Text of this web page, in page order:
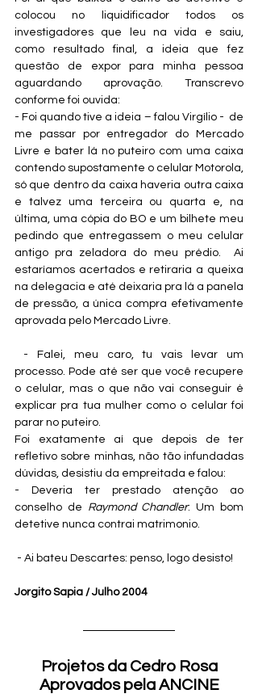
colocou no liquidificador todos os
investigadores que leu na vida e saiu,
como resultado final, a ideia que fez
questão de expor para minha pessoa
aguardando aprovação. Transcrevo
conforme foi ouvida:
- Foi quando tive a ideia – falou Virgílio -  de
me passar por entregador do Mercado
Livre e bater lá no puteiro com uma caixa
contendo supostamente o celular Motorola,
só que dentro da caixa haveria outra caixa
e talvez uma terceira ou quarta e, na
última, uma cópia do BO e um bilhete meu
pedindo que entregassem o meu celular
antigo pra zeladora do meu prédio.  Ai
estaríamos acertados e retiraria a queixa
na delegacia e até deixaria pra lá a panela
de pressão, a única compra efetivamente
aprovada pelo Mercado Livre.
- Falei, meu caro, tu vais levar um
processo. Pode até ser que você recupere
o celular, mas o que não vai conseguir é
explicar pra tua mulher como o celular foi
parar no puteiro.
Foi exatamente aí que depois de ter
refletivo sobre minhas, não tão infundadas
dúvidas, desistiu da empreitada e falou:
- Deveria ter prestado atenção ao
conselho de Raymond Chandler: Um bom
detetive nunca contrai matrimonio.
- Ai bateu Descartes: penso, logo desisto!
Jorgito Sapia / Julho 2004
Projetos da Cedro Rosa
Aprovados pela ANCINE